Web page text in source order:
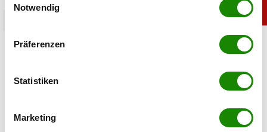
Trigger Symbol ändern oder widerrufen
Informationen über Ihre geografische Lage
können
bestimmten Merkmalen (Fingerprinting) identifizieren
Erfahren Sie mehr darüber, wie Ihre persönlichen Daten
Notwendig
Präferenzen
Statistiken
Marketing
Heiß: Lindsey Vonn zeigt Traumfigur im Urlaub
Lindsey Vonn begeistert mit einem neuen Urlaubsfoto. Im
genießt entspannte Stunden am Meer.